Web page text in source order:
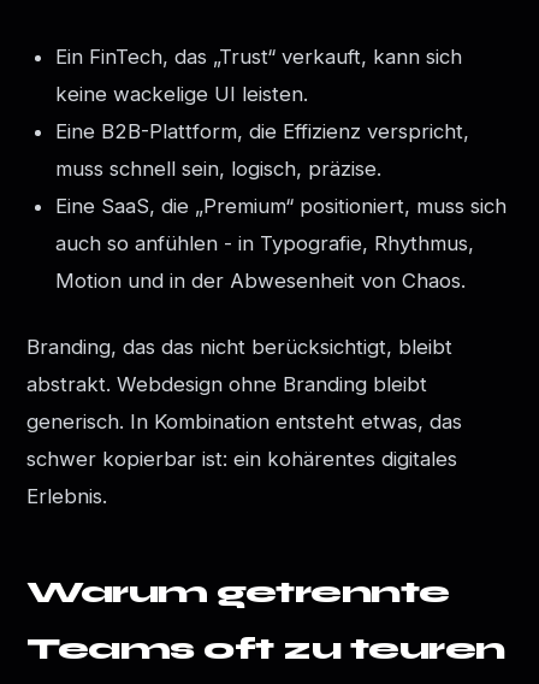
Ein FinTech, das „Trust“ verkauft, kann sich
keine wackelige UI leisten.
Eine B2B-Plattform, die Effizienz verspricht,
muss schnell sein, logisch, präzise.
Eine SaaS, die „Premium“ positioniert, muss sich
auch so anfühlen - in Typografie, Rhythmus,
Motion und in der Abwesenheit von Chaos.
Branding, das das nicht berücksichtigt, bleibt
abstrakt. Webdesign ohne Branding bleibt
generisch. In Kombination entsteht etwas, das
schwer kopierbar ist: ein kohärentes digitales
Erlebnis.
Warum getrennte
Teams oft zu teuren